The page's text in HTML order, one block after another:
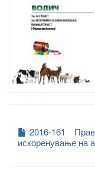
2016-161
искоренување на